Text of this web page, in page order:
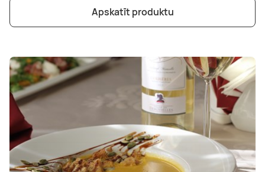
Apskatīt produktu